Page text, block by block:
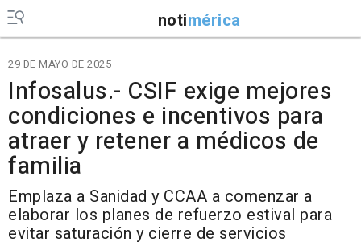
notimérica
29 DE MAYO DE 2025
Infosalus.- CSIF exige mejores
condiciones e incentivos para
atraer y retener a médicos de
familia
Emplaza a Sanidad y CCAA a comenzar a
elaborar los planes de refuerzo estival para
evitar saturación y cierre de servicios